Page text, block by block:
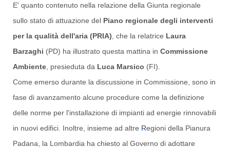
E' quanto contenuto nella relazione della Giunta regionale
sullo stato di attuazione del Piano regionale degli interventi
per la qualità dell'aria (PRIA) , che la relatrice Laura
Barzaghi (PD) ha illustrato questa mattina in Commissione
Ambiente , presieduta da Luca Marsico (FI).
Come emerso durante la discussione in Commissione, sono in
fase di avanzamento alcune procedure come la definizione
delle norme per l'installazione di impianti ad energie rinnovabili
in nuovi edifici. Inoltre, insieme ad altre Regioni della Pianura
Padana, la Lombardia ha chiesto al Governo di adottare